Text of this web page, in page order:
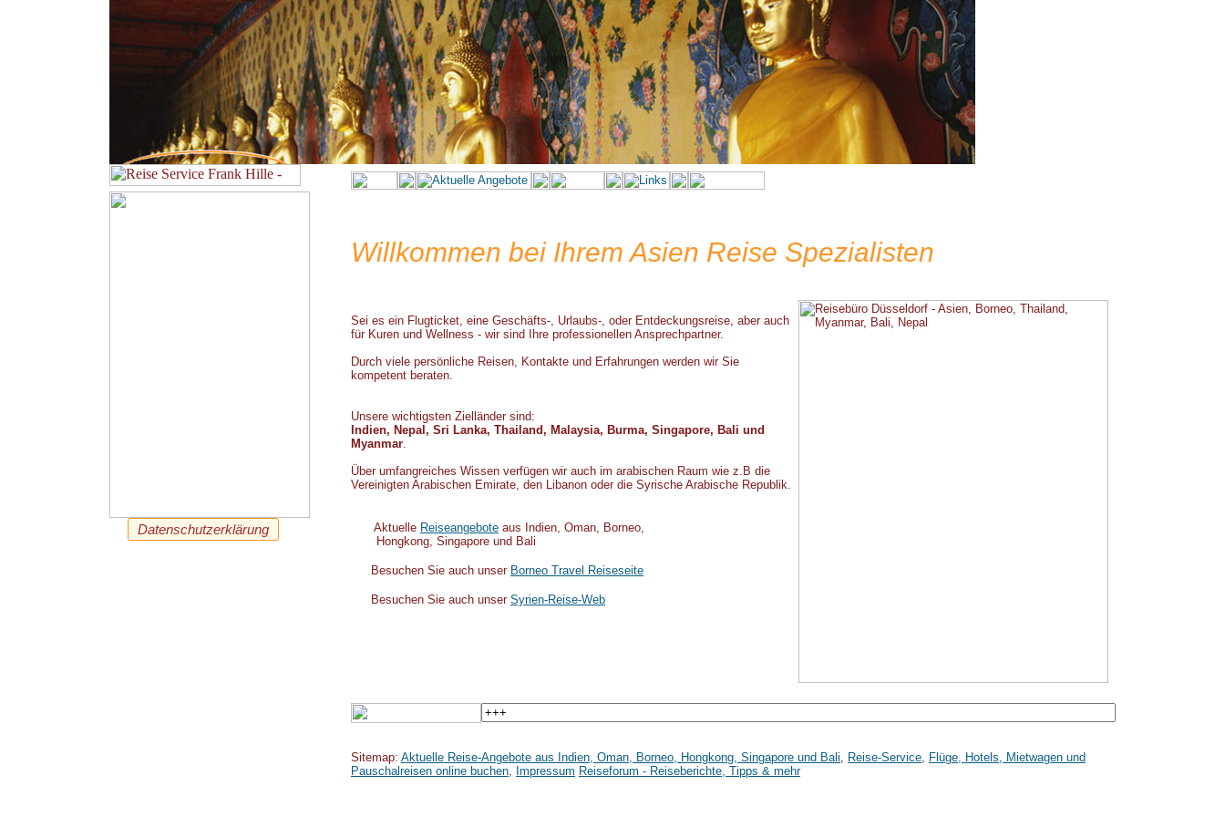
Datenschutzerklärung
Willkommen bei Ihrem Asien Reise Spezialisten
Sei es ein Flugticket, eine Geschäfts-, Urlaubs-, oder Entdeckungsreise, aber auch
für Kuren und Wellness - wir sind Ihre professionellen Ansprechpartner.
Durch viele persönliche Reisen, Kontakte und Erfahrungen werden wir Sie
kompetent beraten.
Unsere wichtigsten Zielländer sind:
Indien, Nepal, Sri Lanka, Thailand, Malaysia, Burma, Singapore, Bali und
Myanmar.
Über umfangreiches Wissen verfügen wir auch im arabischen Raum wie z.B die
Vereinigten Arabischen Emirate, den Libanon oder die Syrische Arabische Republik.
Aktuelle Reiseangebote aus Indien, Oman, Borneo,
Hongkong, Singapore und Bali
Besuchen Sie auch unser Borneo Travel Reiseseite
Besuchen Sie auch unser Syrien-Reise-Web
Sitemap: Aktuelle Reise-Angebote aus Indien, Oman, Borneo, Hongkong, Singapore und Bali, Reise-Service, Flüge, Hotels, Mietwagen und
Pauschalreisen online buchen, Impressum Reiseforum - Reiseberichte, Tipps & mehr